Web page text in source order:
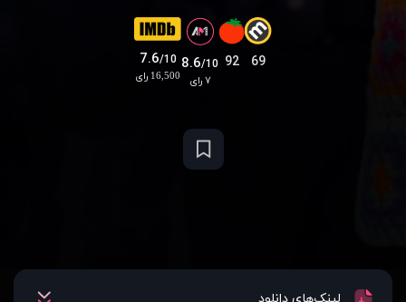
7.6/10
16,500 رای
8.6/10
۷ رای
92 69
لینک‌های دانلود